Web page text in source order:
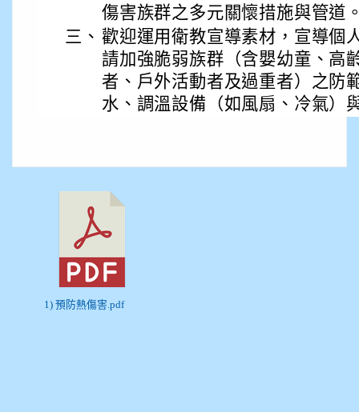
傷害族群之多元關懷措施與管道
三、 歡迎運用衛教宣導素材，宣導個
請加強脆弱族群（含嬰幼童、高
者、戶外活動者及過重者）之防
水、調溫設備（如風扇、冷氣）
1) 預防熱傷害.pdf